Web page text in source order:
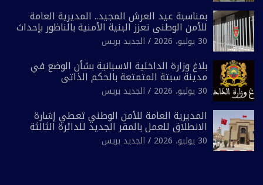
بمناسبة عيد العرش المجيد.. المديرية العامة
للأمن الوطني تعزز البنية الأمنية بالناظور بإحداث
فرقتين جديدتين
30 يوليو، 2026 الجديد بريس
بلاغ وزارة الداخلية الاسبانية بشأن الوضع في
مدينة سبتة المتمتعة بالحكم الذاتي
30 يوليو، 2026 الجديد بريس
المديرية العامة للأمن الوطني تعطي إشارة
الانطلاق للعمل بالمقر الجديد للدائرة الثالثة
للشرطة بولاية أمن العيون
30 يوليو، 2026 الجديد بريس